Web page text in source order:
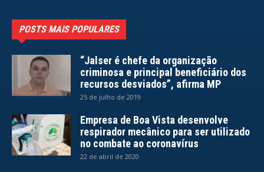
POSTS MAIS POPULARES
“Jalser é chefe da organização
criminosa e principal beneficiário dos
recursos desviados”, afirma MP
25 de julho de 2019
Empresa de Boa Vista desenvolve
respirador mecânico para ser utilizado
no combate ao coronavírus
22 de abril de 2020